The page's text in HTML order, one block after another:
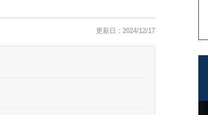
更新日：2024/12/17